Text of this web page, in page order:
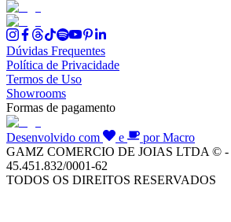
Dúvidas Frequentes
Política de Privacidade
Termos de Uso
Showrooms
Formas de pagamento
Desenvolvido com e
por Macro
GAMZ COMERCIO DE JOIAS LTDA © -
45.451.832/0001-62
TODOS OS DIREITOS RESERVADOS